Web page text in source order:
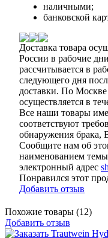
наличными;
банковской
Доставка товара
России в рабочие
рассчитывается в
следующего дня
доставки. По Москве
осуществляется в
Все наши товары
соответствуют
обнаружения брака,
Сообщите нам об
наименованием темы
электронный адрес
Понравился этот
Добавить отзыв
Похожие товары (12)
Добавить отзыв